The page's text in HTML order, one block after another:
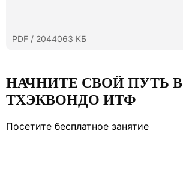
PDF / 2044063 КБ
НАЧНИТЕ СВОЙ ПУТЬ В
ТХЭКВОНДО ИТФ
Посетите бесплатное занятие